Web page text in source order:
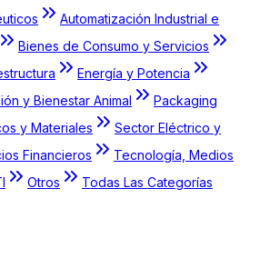
Automatización Industrial e
Bienes de Consumo y Servicios
Energía y Potencia
y Bienestar Animal
Packaging
y Materiales
Sector Eléctrico y
Financieros
Tecnología, Medios
Otros
Todas Las Categorías